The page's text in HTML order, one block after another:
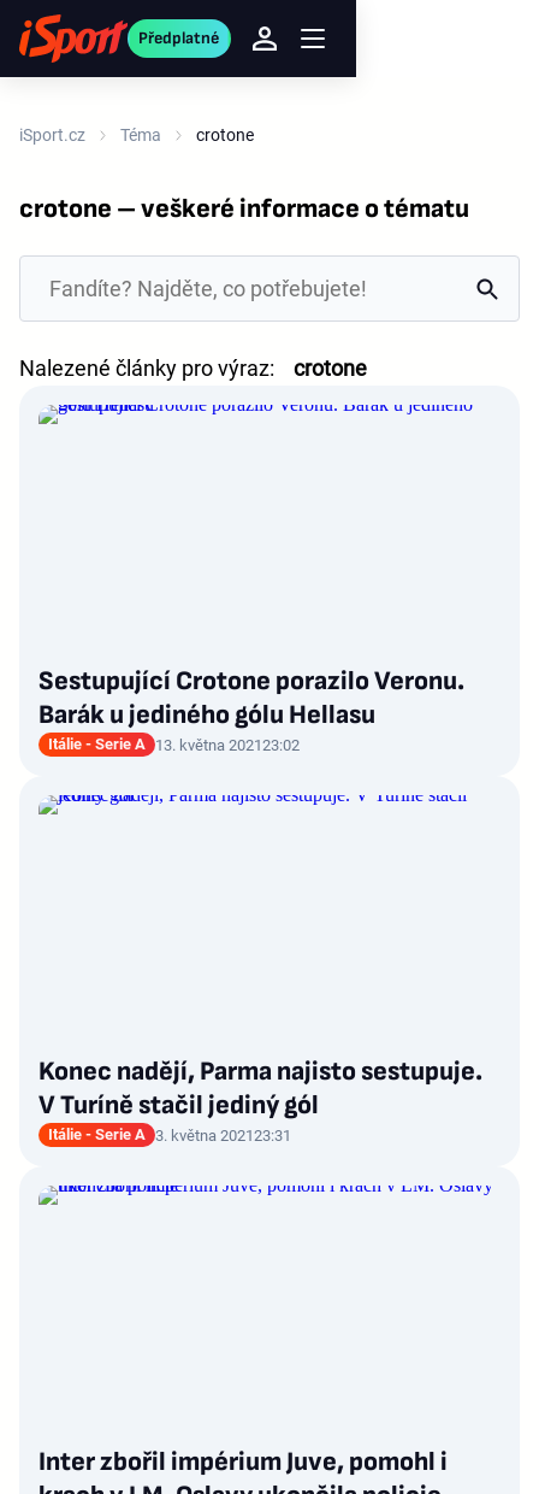
Předplatné
iSport.cz Téma crotone
crotone – veškeré informace o tématu
Nalezené články pro výraz: crotone
Sestupující Crotone porazilo Veronu.
Barák u jediného gólu Hellasu
Itálie - Serie A 13. května 202123:02
Konec nadějí, Parma najisto sestupuje.
V Turíně stačil jediný gól
Itálie - Serie A 3. května 202123:31
Inter zbořil impérium Juve, pomohl i